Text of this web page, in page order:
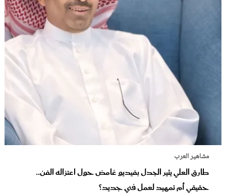
مشاهير العرب
طارق العلي يثير الجدل بفيديو غامض حول اعتزاله الفن..
حقيقي أم تمهيد لعمل فني جديد؟